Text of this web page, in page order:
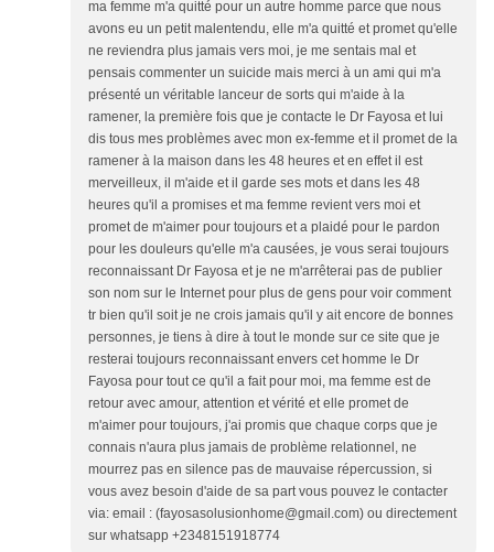
ma femme m'a quitté pour un autre homme parce que nous
avons eu un petit malentendu, elle m'a quitté et promet qu'elle
ne reviendra plus jamais vers moi, je me sentais mal et
pensais commenter un suicide mais merci à un ami qui m'a
présenté un véritable lanceur de sorts qui m'aide à la
ramener, la première fois que je contacte le Dr Fayosa et lui
dis tous mes problèmes avec mon ex-femme et il promet de la
ramener à la maison dans les 48 heures et en effet il est
merveilleux, il m'aide et il garde ses mots et dans les 48
heures qu'il a promises et ma femme revient vers moi et
promet de m'aimer pour toujours et a plaidé pour le pardon
pour les douleurs qu'elle m'a causées, je vous serai toujours
reconnaissant Dr Fayosa et je ne m'arrêterai pas de publier
son nom sur le Internet pour plus de gens pour voir comment
tr bien qu'il soit je ne crois jamais qu'il y ait encore de bonnes
personnes, je tiens à dire à tout le monde sur ce site que je
resterai toujours reconnaissant envers cet homme le Dr
Fayosa pour tout ce qu'il a fait pour moi, ma femme est de
retour avec amour, attention et vérité et elle promet de
m'aimer pour toujours, j'ai promis que chaque corps que je
connais n'aura plus jamais de problème relationnel, ne
mourrez pas en silence pas de mauvaise répercussion, si
vous avez besoin d'aide de sa part vous pouvez le contacter
via: email : (fayosasolusionhome@gmail.com) ou directement
sur whatsapp +2348151918774